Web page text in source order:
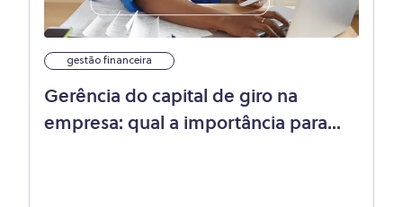
gestão financeira
Gerência do capital de giro na
empresa: qual a importância para